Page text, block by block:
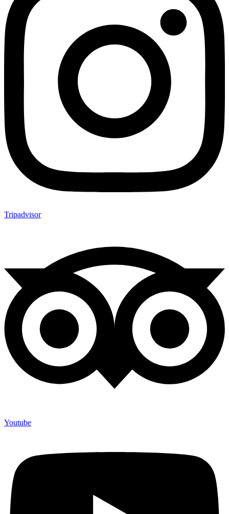
Tripadvisor
Youtube